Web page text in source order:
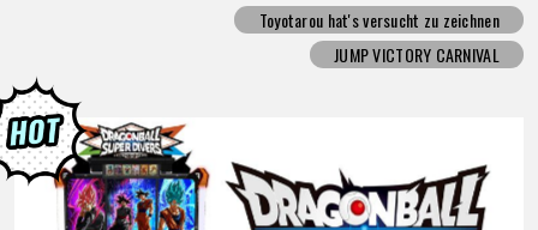
Toyotarou hat's versucht zu zeichnen
JUMP VICTORY CARNIVAL